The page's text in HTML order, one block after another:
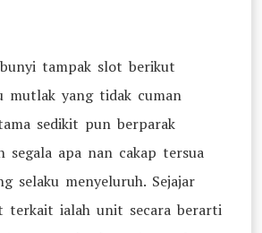
tampak slot berikut
mutlak yang tidak cuman
sedikit pun berparak
segala apa nan cakap tersua
selaku menyeluruh. Sejajar
terkait ialah unit secara berarti